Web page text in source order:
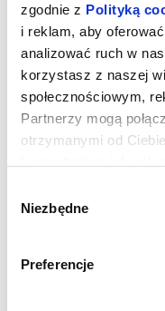
zgodnie z Polityką
i reklam, aby
analizować ruch w
korzystasz z naszej
społecznościowym,
Partnerzy mogą
otrzymanymi od
zgody
Niezbędne
Preferencje